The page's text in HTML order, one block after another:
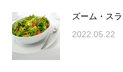
ズーム・ス
2022.05.22